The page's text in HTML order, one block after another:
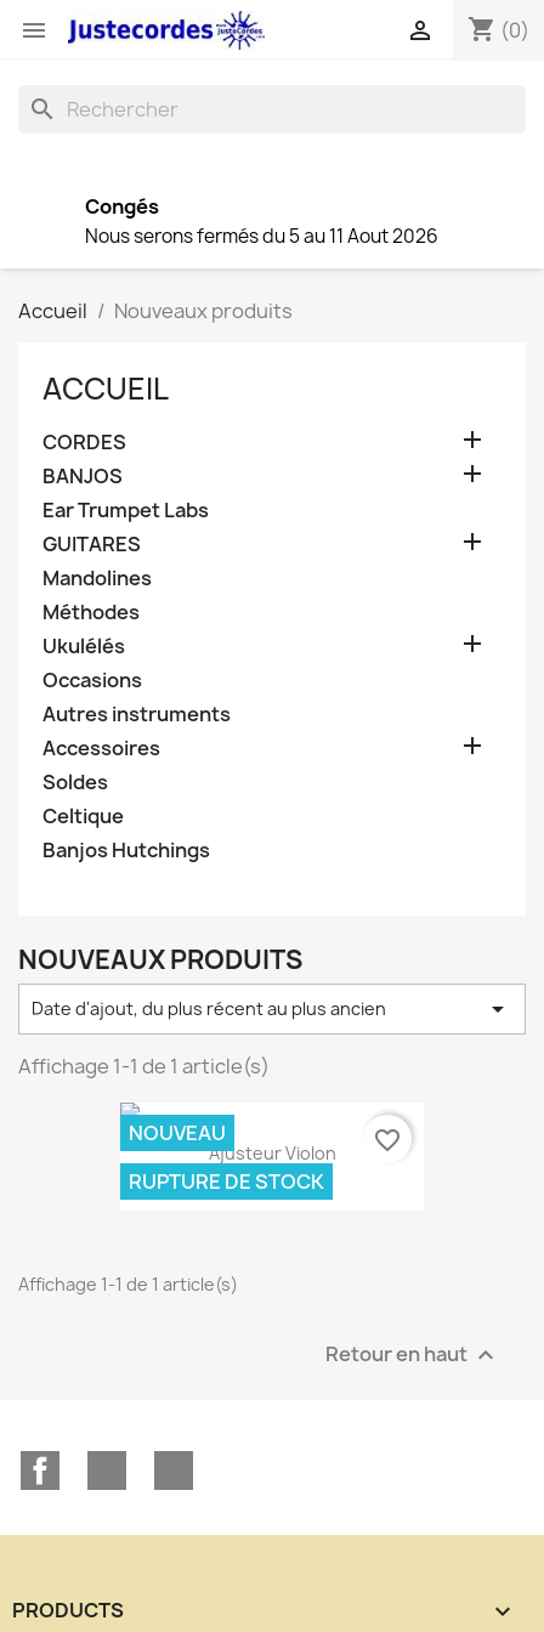
 shopping_cart (0)

search
Congés
Nous serons fermés du 5 au 11 Aout 2026
Accueil Nouveaux produits
ACCUEIL
CORDES 
BANJOS 
Ear Trumpet Labs
GUITARES

Mandolines
Méthodes
Ukulélés

Occasions
Autres instruments
Accessoires

Soldes
Celtique
Banjos Hutchings
NOUVEAUX PRODUITS
Date d'ajout, du plus récent au plus ancien 
Affichage 1-1 de 1 article(s)
Ajusteur Violon
3,90 €
NOUVEAU
RUPTURE DE STOCK
favorite_border
Affichage 1-1 de 1 article(s)
Retour en haut 
PRODUCTS 